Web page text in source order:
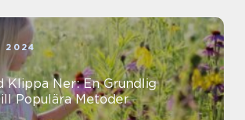
2024
Klippa Ner: En Grundlig
Populära Metoder